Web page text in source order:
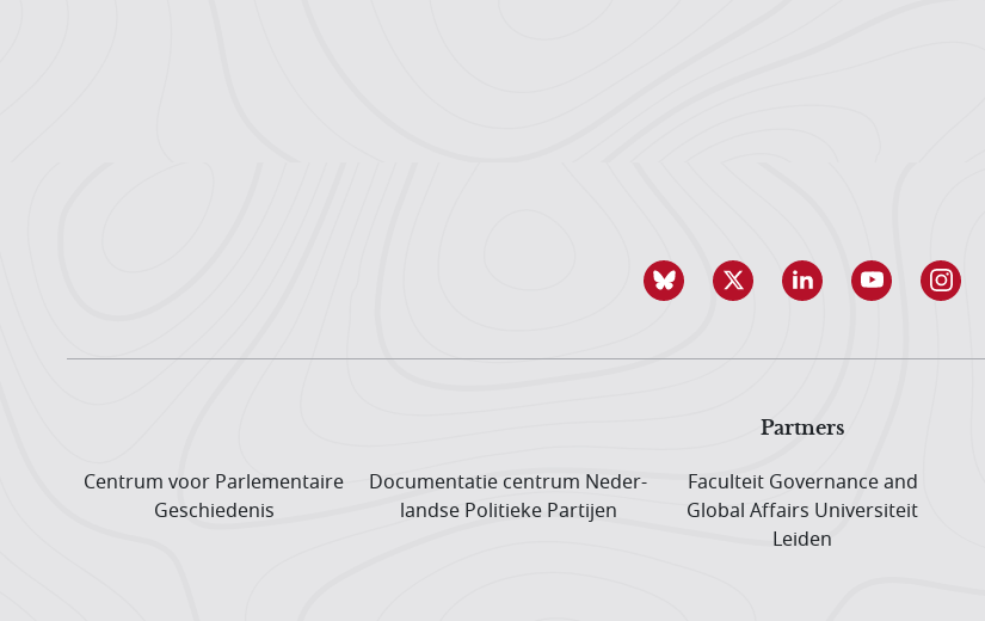
Partners
Centrum voor Parlementaire
Geschiedenis
Documentatie centrum Neder­
landse Politieke Partijen
Faculteit Governance and
Global Affairs Universiteit
Leiden